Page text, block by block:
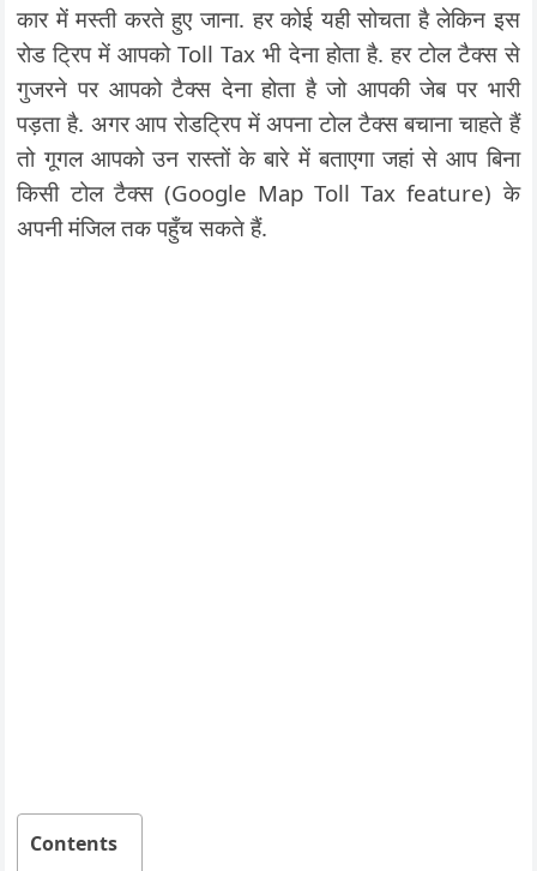
कार में मस्ती करते हुए जाना. हर कोई यही सोचता है लेकिन इस
रोड ट्रिप में आपको Toll Tax भी देना होता है. हर टोल टैक्स से
गुजरने पर आपको टैक्स देना होता है जो आपकी जेब पर भारी
पड़ता है. अगर आप रोडट्रिप में अपना टोल टैक्स बचाना चाहते हैं
तो गूगल आपको उन रास्तों के बारे में बताएगा जहां से आप बिना
किसी टोल टैक्स (Google Map Toll Tax feature) के
अपनी मंजिल तक पहुँच सकते हैं.
Contents